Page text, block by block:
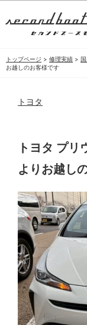
トップページ > 修理実績 >
お越しのお客様です
トヨタ
トヨタ プリ
よりお越し